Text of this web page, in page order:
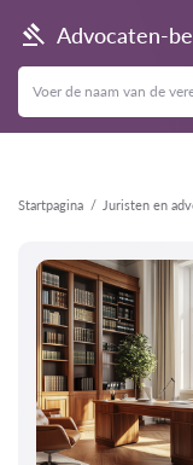
Advocaten-
Startpagina Juristen en
Terug